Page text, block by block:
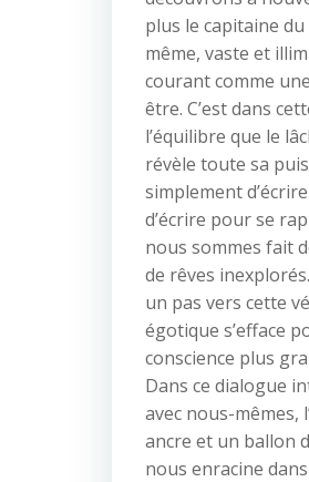
plus le capitaine du
même, vaste et
courant comme
être. C’est dans
l’équilibre que le
révèle toute sa
simplement
d’écrire pour se
nous sommes fait
de rêves
un pas vers cette
égotique s’efface
conscience plus
Dans ce dialogue
avec nous-mêmes,
ancre et un ballon
nous enracine